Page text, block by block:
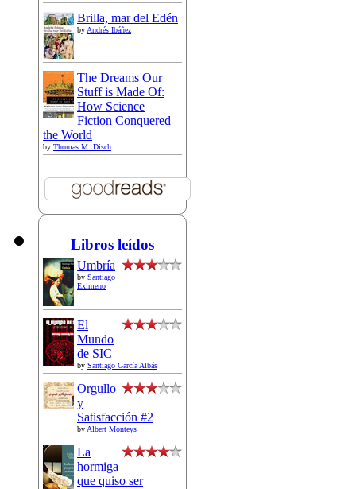
Brilla, mar del Edén
by Andrés Ibáñez
The Dreams Our
Stuff is Made Of:
How Science
Fiction Conquered
the World
by Thomas M. Disch
Libros leídos
Umbría
by Santiago
Eximeno
El
Mundo
de SIC
by Santiago García Albás
Orgullo
y
Satisfacción #2
by Albert Monteys
La
hormiga
que quiso ser